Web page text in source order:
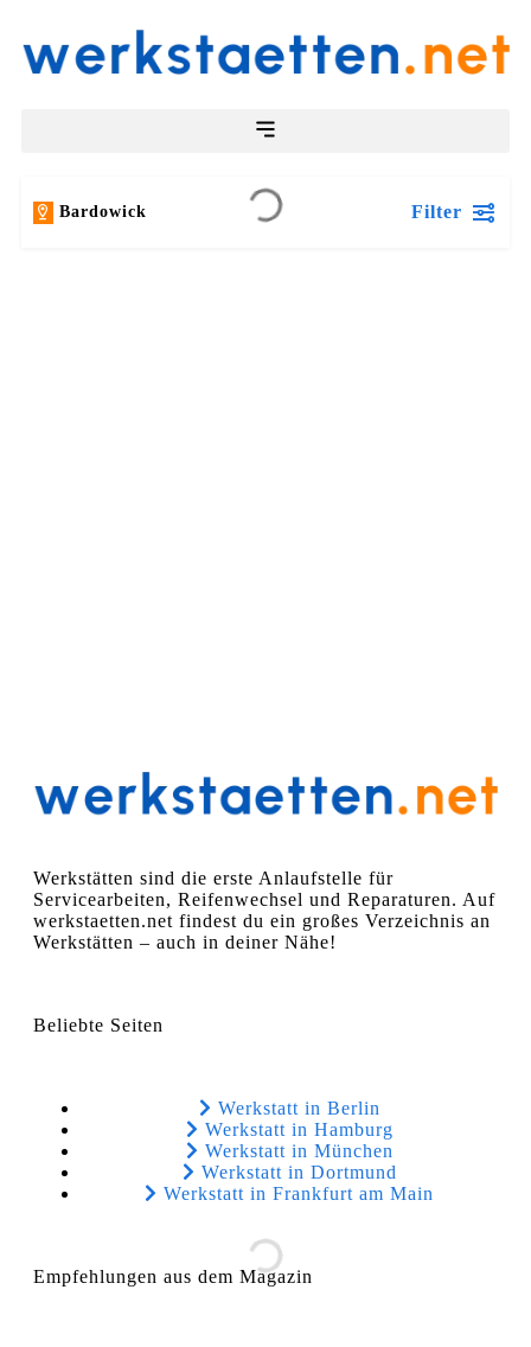
Bardowick Filter
Werkstätten sind die erste Anlaufstelle für
Servicearbeiten, Reifenwechsel und Reparaturen. Auf
werkstaetten.net findest du ein großes Verzeichnis an
Werkstätten – auch in deiner Nähe!
Beliebte Seiten
Werkstatt in Berlin
Werkstatt in Hamburg
Werkstatt in München
Werkstatt in Dortmund
Werkstatt in Frankfurt am Main
Empfehlungen aus dem Magazin